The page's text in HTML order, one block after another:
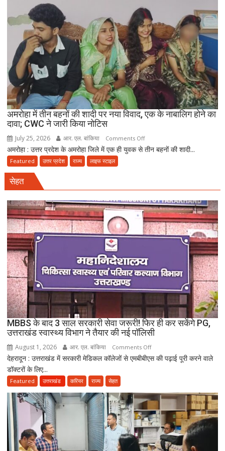
रेड,
₹25
लाख
रंगदारी
गैंग
गिरफ्तार
अमरोहा में तीन बहनों की शादी पर नया विवाद, एक के नाबालिग होने का
दावा; CWC ने जारी किया नोटिस
July 25, 2026 आर. एल. बांकिया Comments Offon
अमरोहा
की
शादी
पर
नया
विवाद,
के
नाबालिग
का
दावा;
CWC
ने
जारी
किया
नोटिस
अमरोहा : उत्तर प्रदेश के अमरोहा जिले में एक ही युवक से तीन बहनों की शादी...
Featured उत्तर प्रदेश राज्य लाइफ स्टाइल
सेहत
MBBS के बाद 3 साल सरकारी सेवा जरूरी! फिर ही कर सकेंगे PG,
उत्तराखंड स्वास्थ्य विभाग ने तैयार की नई पॉलिसी
August 1, 2026 आर. एल. बांकिया Comments Offon
MBBS
3
साल
सरकारी
सेवा
जरूरी!
फिर
देहरादून : उत्तराखंड में सरकारी मेडिकल कॉलेजों से एमबीबीएस की पढ़ाई पूरी करने वाले
डॉक्टरों के लिए...
Featured उत्तराखंड करियर राज्य सेहत